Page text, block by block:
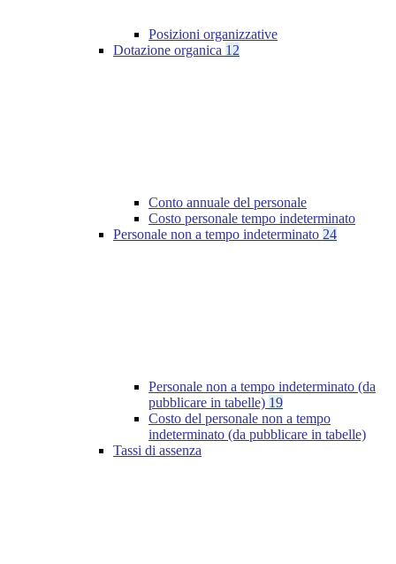
Posizioni organizzative
Dotazione organica 12
Conto annuale del personale
Costo personale tempo indeterminato
Personale non a tempo indeterminato 24
Personale non a tempo indeterminato (da
pubblicare in tabelle) 19
Costo del personale non a tempo
indeterminato (da pubblicare in tabelle)
Tassi di assenza